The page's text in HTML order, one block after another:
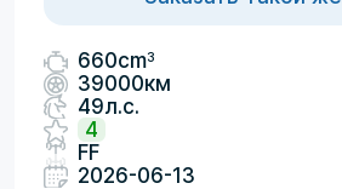
660cm3
39000км
49л.с.
4
FF
2026-06-13